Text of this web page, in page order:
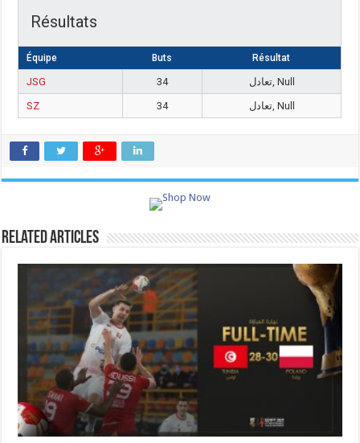
Résultats
Équipe Buts Résultat
JSG 34
تعادل, Null
SZ
34 تعادل, Null
Related Articles